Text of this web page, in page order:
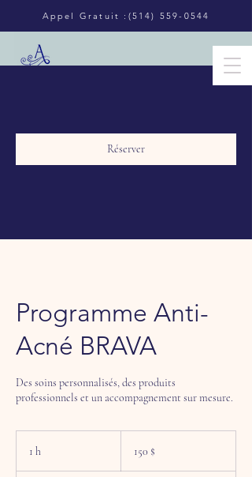
​Appel Gratuit : (514) 559-0544
Réserver
Programme Anti-
Acné BRAVA
Des soins personnalisés, des produits
professionnels et un accompagnement sur mesure.
1 h 150 $